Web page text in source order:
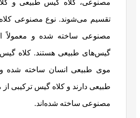
مصنوعی، کلاه گیس طبیعی و
تقسیم می‌شوند. نوع مصنوعی
مصنوعی ساخته شده و معمولاً
گیس‌های طبیعی هستند. کلاه
موی طبیعی انسان ساخته شده
طبیعی دارند و کلاه گیس ترکیبی
مصنوعی ساخته شده‌اند.